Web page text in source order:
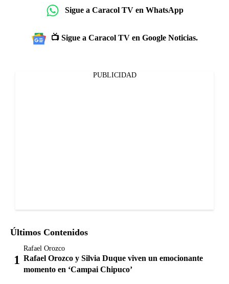
Sigue a Caracol TV en WhatsApp
📺 Sigue a Caracol TV en Google Noticias.
PUBLICIDAD
Últimos Contenidos
Rafael Orozco
Rafael Orozco y Silvia Duque viven un emocionante
momento en ‘Campai Chipuco’